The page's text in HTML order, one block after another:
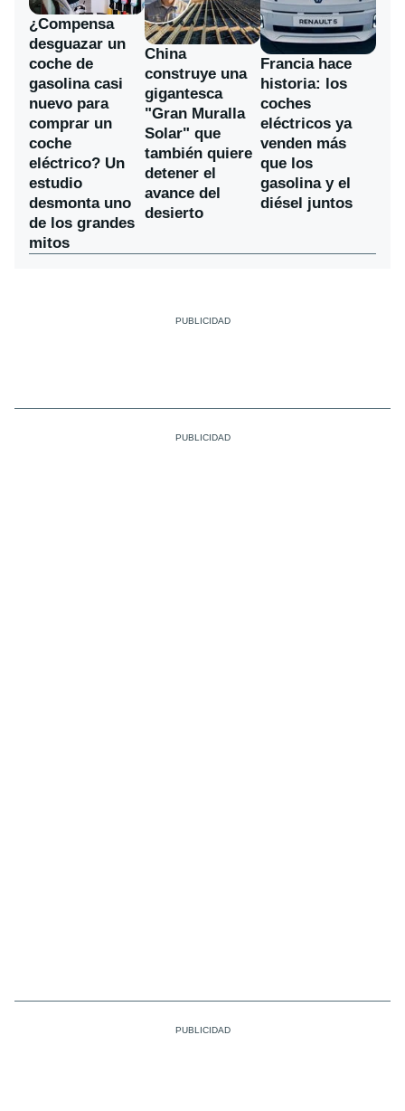
¿Compensa
desguazar un
coche de
gasolina casi
nuevo para
comprar un
coche
eléctrico? Un
estudio
desmonta uno
de los grandes
mitos
China
construye una
gigantesca
"Gran Muralla
Solar" que
también quiere
detener el
avance del
desierto
Francia hace
historia: los
coches
eléctricos ya
venden más
que los
gasolina y el
diésel juntos